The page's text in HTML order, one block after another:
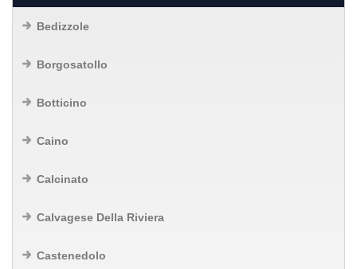
Bedizzole
Borgosatollo
Botticino
Caino
Calcinato
Calvagese Della Riviera
Castenedolo